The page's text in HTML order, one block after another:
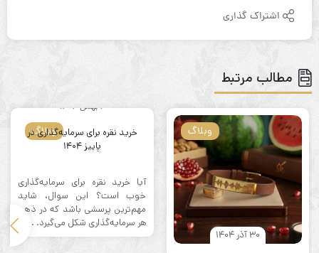
اشتراک گذاری
مطالب مرتبط
وبلاگ
30 آذر 1404
وبلاگ
6 بهمن 1404
خرید نقره برای سرمایه‌گذاری در
پاییز ۱۴۰۴
آیا خرید نقره برای سرمایه‌گذاری
خوب است؟ این سوال، شاید
مهم‌ترین پرسشی باشد که در ذهن
هر سرمایه‌گذاری شکل می‌گیرد. ...